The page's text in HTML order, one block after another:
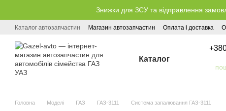
Перейти до основного контентуЗнижки для ЗСУ та відправлення
Каталог автозапчастин Магазин автозапчастин Оплата і доставка
Каталог
Головна Моделі ГАЗ ГАЗ-3111 Система запалювання ГАЗ-3111